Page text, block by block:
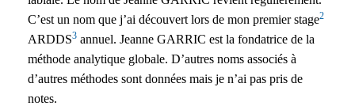
C’est un nom que j’ai découvert lors de mon premier stage2
ARDDS3 annuel. Jeanne GARRIC est la fondatrice de la
méthode analytique globale. D’autres noms associés à
d’autres méthodes sont données mais je n’ai pas pris de
notes.